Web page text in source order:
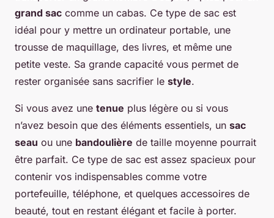
grand sac comme un cabas. Ce type de sac est
idéal pour y mettre un ordinateur portable, une
trousse de maquillage, des livres, et même une
petite veste. Sa grande capacité vous permet de
rester organisée sans sacrifier le style.
Si vous avez une tenue plus légère ou si vous
n’avez besoin que des éléments essentiels, un sac
seau ou une bandoulière de taille moyenne pourrait
être parfait. Ce type de sac est assez spacieux pour
contenir vos indispensables comme votre
portefeuille, téléphone, et quelques accessoires de
beauté, tout en restant élégant et facile à porter.